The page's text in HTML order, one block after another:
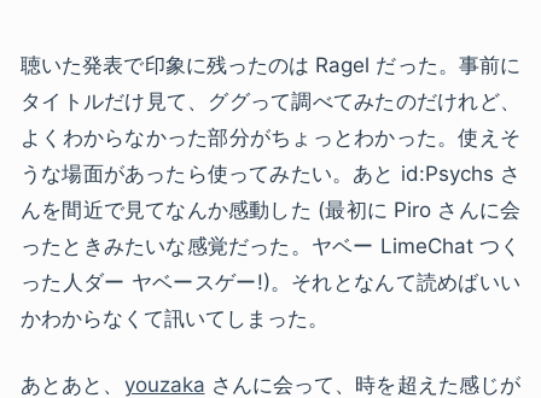
聴いた発表で印象に残ったのは Ragel だった。事前に
タイトルだけ見て、ググって調べてみたのだけれど、
よくわからなかった部分がちょっとわかった。使えそ
うな場面があったら使ってみたい。あと id:Psychs さ
んを間近で見てなんか感動した (最初に Piro さんに会
ったときみたいな感覚だった。ヤベー LimeChat つく
った人ダー ヤベースゲー!)。それとなんて読めばいい
かわからなくて訊いてしまった。
あとあと、 youzaka さんに会って、時を超えた感じが